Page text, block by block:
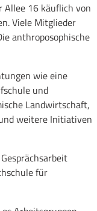
Allee 16 käuflich von
Viele Mitglieder
anthroposophische
wie eine
und
Landwirtschaft,
weitere Initiativen
für